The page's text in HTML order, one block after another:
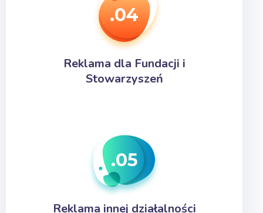
Reklama dla Fundacji i
Stowarzyszeń
.04
Reklama innej działalności
.05